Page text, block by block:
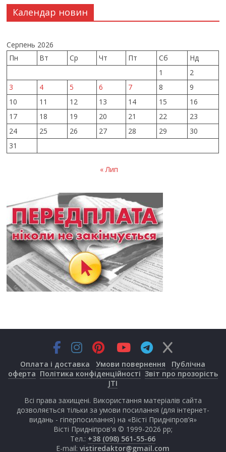
Календар новин
Серпень 2026
Пн
Вт Ср Чт Пт Сб
Нд
1
2
3
4 5 6 7 8
9
10
11 12 13 14 15
16
17
18 19 20 21 22
23
24
25 26 27 28 29
30
31
« Лип
Оплата і доставка Умови повернення
Публічна
оферта Політика конфіденційності Звіт про прозорість
JTI
Всі права захищені. Використання матеріалів сайта
дозволяється тільки за умови посилання (для інтернет-
видань - гіперпосилання) на «Вісті Придніпров’я»
Вісті Придніпров'я © 1999-2026 рр;
Тел.: +38 (098) 561-55-66
E-mail: vistiredaktor@gmail.com